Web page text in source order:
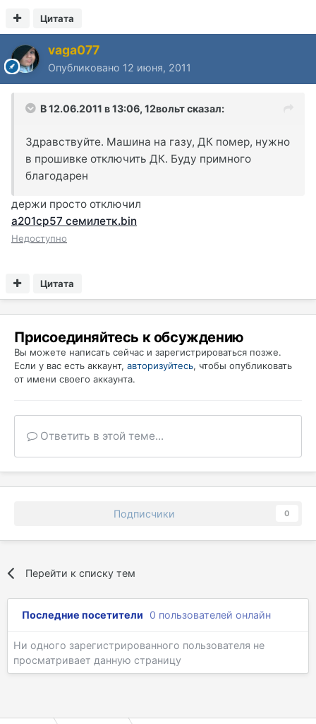
Цитата
vaga077
Опубликовано 12 июня, 2011
В 12.06.2011 в 13:06, 12вольт сказал:
Здравствуйте. Машина на газу, ДК помер, нужно
в прошивке отключить ДК. Буду примного
благодарен
держи просто отключил
а201cp57 семилетк.bin
Недоступно
Цитата
Присоединяйтесь к обсуждению
Вы можете написать сейчас и зарегистрироваться позже.
Если у вас есть аккаунт, авторизуйтесь, чтобы опубликовать
от имени своего аккаунта.
Ответить в этой теме...
Подписчики 0
Перейти к списку тем
Последние посетители 0 пользователей онлайн
Ни одного зарегистрированного пользователя не
просматривает данную страницу